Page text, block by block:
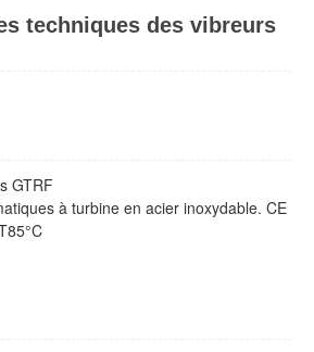
techniques des vibreurs
GTRF
à turbine en acier inoxydable. CE